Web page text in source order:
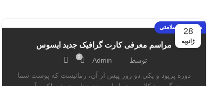
28
ژانویه
مراقبت و سلامتی
مراسم معرفی کارت گرافیک جدید ایسوس
توسط Admin
0
دوره پریود و یکی دو روز پیش از آن، زمانیست که پوست شما